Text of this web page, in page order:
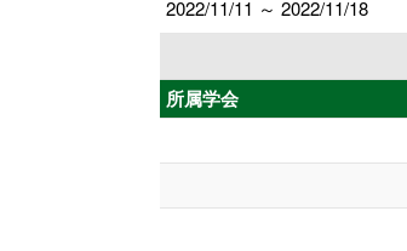
2022/11/11 ～ 2022/11/18
所属学会